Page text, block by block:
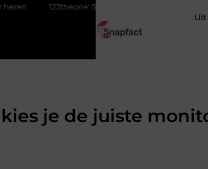
123theorie: Slim je theorie halen zonder eindeloos
je de juiste